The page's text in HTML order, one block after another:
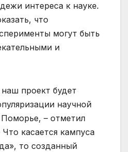
интереса к науке.
что
могут быть
и
проект будет
научной
– отметил
касается кампуса
то созданный